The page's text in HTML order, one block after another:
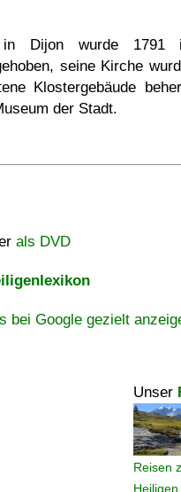
in Dijon wurde 1791
seine Kirche
Klostergebäude
der Stadt.
als DVD
bei Google gezielt
Unser
Reisen